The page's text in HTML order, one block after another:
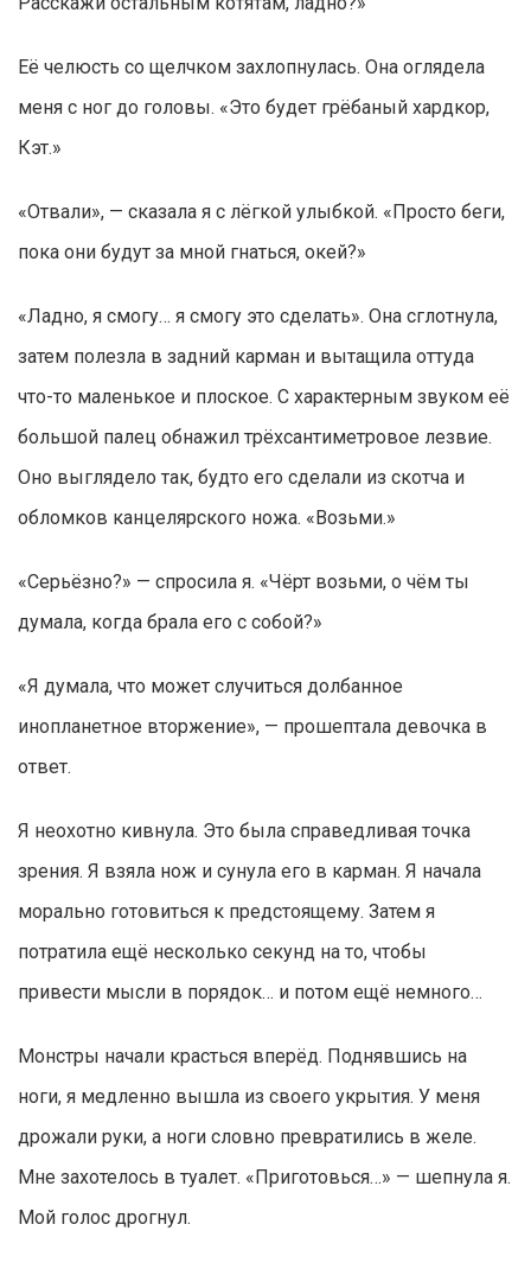
Её челюсть со щелчком захлопнулась. Она оглядела
меня с ног до головы. «Это будет грёбаный хардкор,
Кэт.»
«Отвали», — сказала я с лёгкой улыбкой. «Просто беги,
пока они будут за мной гнаться, окей?»
«Ладно, я смогу… я смогу это сделать». Она сглотнула,
затем полезла в задний карман и вытащила оттуда
что-то маленькое и плоское. С характерным звуком её
большой палец обнажил трёхсантиметровое лезвие.
Оно выглядело так, будто его сделали из скотча и
обломков канцелярского ножа. «Возьми.»
«Серьёзно?» — спросила я. «Чёрт возьми, о чём ты
думала, когда брала его с собой?»
«Я думала, что может случиться долбанное
инопланетное вторжение», — прошептала девочка в
ответ.
Я неохотно кивнула. Это была справедливая точка
зрения. Я взяла нож и сунула его в карман. Я начала
морально готовиться к предстоящему. Затем я
потратила ещё несколько секунд на то, чтобы
привести мысли в порядок… и потом ещё немного…
Монстры начали красться вперёд. Поднявшись на
ноги, я медленно вышла из своего укрытия. У меня
дрожали руки, а ноги словно превратились в желе.
Мне захотелось в туалет. «Приготовься…» — шепнула я.
Мой голос дрогнул.